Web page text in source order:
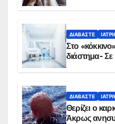
ΔΙΑΒΆΣΤΕ
Στο
διάστημα- Σε
ΔΙΑΒΆΣΤΕ
Θερίζει ο
Άκρως